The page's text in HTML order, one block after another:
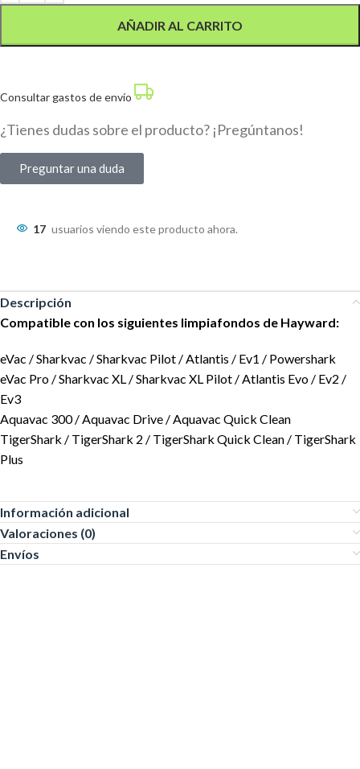
AÑADIR AL CARRITO
Consultar gastos de envío
¿Tienes dudas sobre el producto? ¡Pregúntanos!
Preguntar una duda
17 usuarios viendo este producto ahora.
Descripción
Compatible con los siguientes limpiafondos de Hayward:
eVac / Sharkvac / Sharkvac Pilot / Atlantis / Ev1 / Powershark
eVac Pro / Sharkvac XL / Sharkvac XL Pilot / Atlantis Evo / Ev2 /
Ev3
Aquavac 300 / Aquavac Drive / Aquavac Quick Clean
TigerShark / TigerShark 2 / TigerShark Quick Clean / TigerShark
Plus
Información adicional
Valoraciones (0)
Envíos